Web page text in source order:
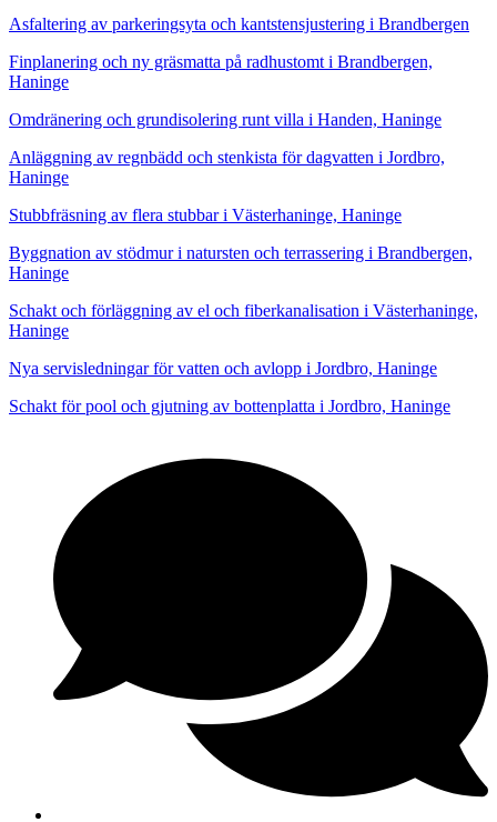
Asfaltering av parkeringsyta och kantstensjustering i Brandbergen
Finplanering och ny gräsmatta på radhustomt i Brandbergen,
Haninge
Omdränering och grundisolering runt villa i Handen, Haninge
Anläggning av regnbädd och stenkista för dagvatten i Jordbro,
Haninge
Stubbfräsning av flera stubbar i Västerhaninge, Haninge
Byggnation av stödmur i natursten och terrassering i Brandbergen,
Haninge
Schakt och förläggning av el och fiberkanalisation i Västerhaninge,
Haninge
Nya servisledningar för vatten och avlopp i Jordbro, Haninge
Schakt för pool och gjutning av bottenplatta i Jordbro, Haninge